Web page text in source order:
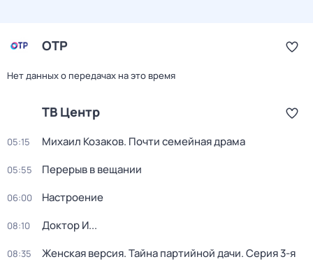
ОТР
Нет данных о передачах на это время
ТВ Центр
05:15 Михаил Козаков. Почти семейная драма
05:55 Перерыв в вещании
06:00 Настроение
08:10 Доктор И...
08:35 Женская версия. Тайна партийной дачи. Серия 3-я